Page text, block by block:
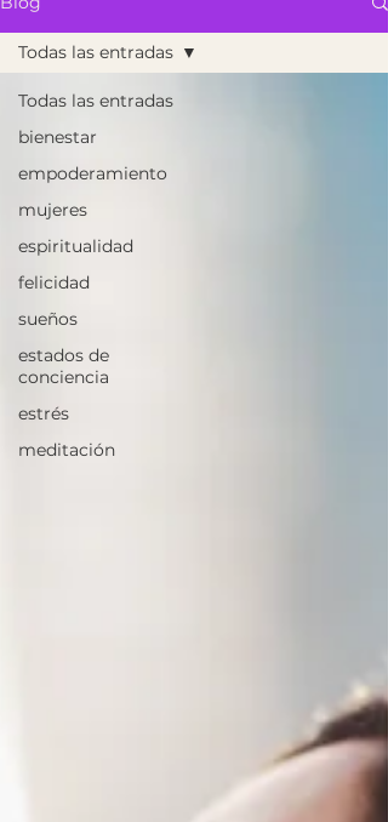
Todas las entradas
bienestar
empoderamiento
mujeres
espiritualidad
felicidad
sueños
estados de
conciencia
estrés
meditación
Todas las entradas